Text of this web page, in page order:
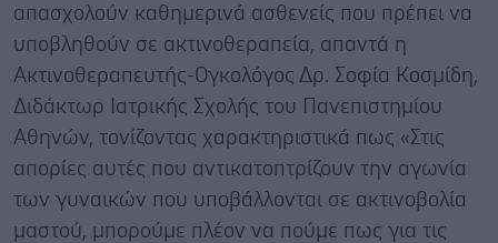
απασχολούν καθημερινά ασθενείς που πρέπει να
υποβληθούν σε ακτινοθεραπεία, απαντά η
Ακτινοθεραπευτής-Ογκολόγος Δρ. Σοφία Κοσμίδη,
Διδάκτωρ Ιατρικής Σχολής του Πανεπιστημίου
Αθηνών, τονίζοντας χαρακτηριστικά πως «Στις
απορίες αυτές που αντικατοπτρίζουν την αγωνία
των γυναικών που υποβάλλονται σε ακτινοβολία
μαστού, μπορούμε πλέον να πούμε πως για τις